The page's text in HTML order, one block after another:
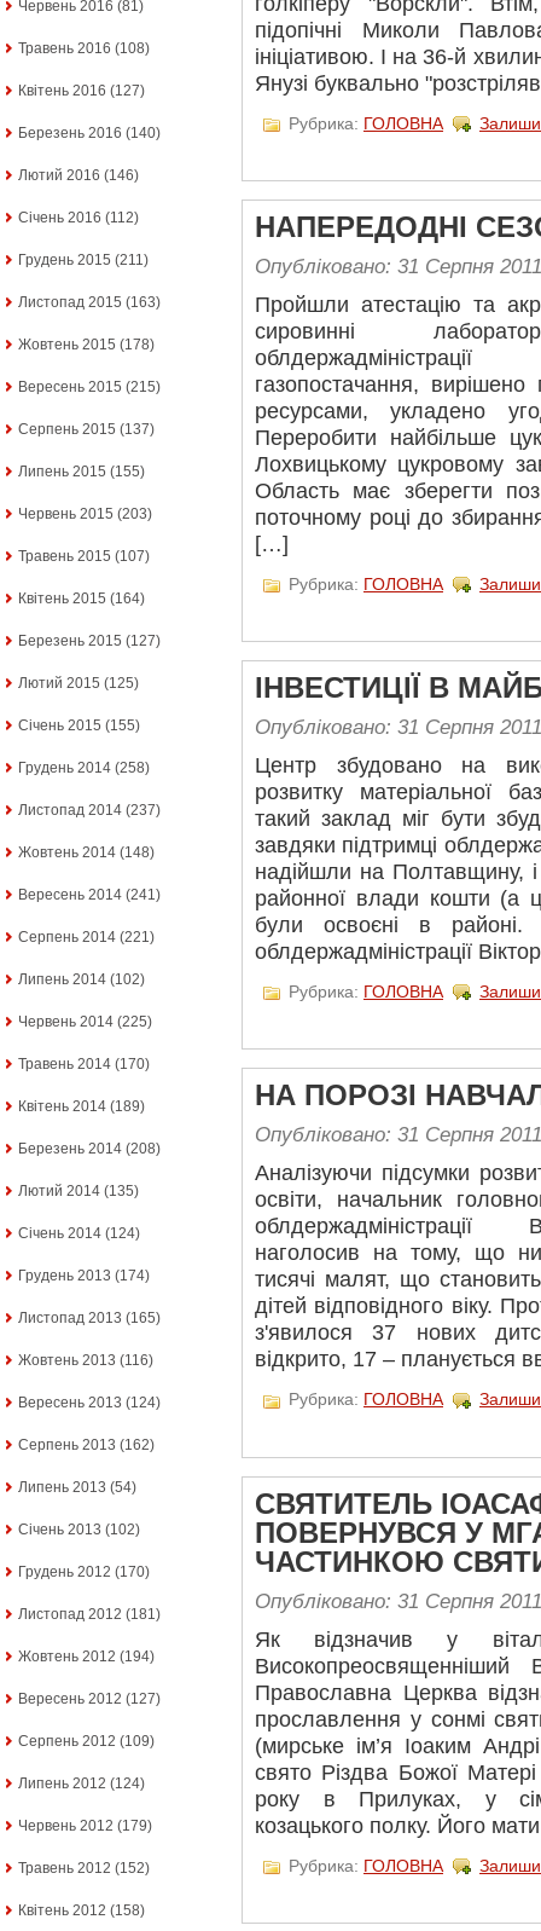
Червень 2016 (81)
Травень 2016 (108)
Квітень 2016 (127)
Березень 2016 (140)
Лютий 2016 (146)
Січень 2016 (112)
Грудень 2015 (211)
Листопад 2015 (163)
Жовтень 2015 (178)
Вересень 2015 (215)
Серпень 2015 (137)
Липень 2015 (155)
Червень 2015 (203)
Травень 2015 (107)
Квітень 2015 (164)
Березень 2015 (127)
Лютий 2015 (125)
Січень 2015 (155)
Грудень 2014 (258)
Листопад 2014 (237)
Жовтень 2014 (148)
Вересень 2014 (241)
Серпень 2014 (221)
Липень 2014 (102)
Червень 2014 (225)
Травень 2014 (170)
Квітень 2014 (189)
Березень 2014 (208)
Лютий 2014 (135)
Січень 2014 (124)
Грудень 2013 (174)
Листопад 2013 (165)
Жовтень 2013 (116)
Вересень 2013 (124)
Серпень 2013 (162)
Липень 2013 (54)
Січень 2013 (102)
Грудень 2012 (170)
Листопад 2012 (181)
Жовтень 2012 (194)
Вересень 2012 (127)
Серпень 2012 (109)
Липень 2012 (124)
Червень 2012 (179)
Травень 2012 (152)
Квітень 2012 (158)
підопічні Миколи
ініціативою. І на 36-й
Янузі буквально
Рубрика: ГОЛОВНА
НАПЕРЕДОДНІ
Опубліковано: 31 Серпня 2011
Пройшли атестацію та
сировинні
газопостачання,
ресурсами, укладено
Переробити найбільше
Лохвицькому цукровому
Область має зберегти
поточному році до
[…]
Рубрика: ГОЛОВНА
ІНВЕСТИЦІЇ В
Опубліковано: 31 Серпня 2011
Центр збудовано на
розвитку матеріальної
такий заклад міг бути
завдяки підтримці
надійшли на Полтавщину, і
районної влади кошти (а
були освоєні в
облдержадміністрації
Рубрика: ГОЛОВНА
НА ПОРОЗІ
Опубліковано: 31 Серпня 2011
Аналізуючи підсумки
освіти, начальник
наголосив на тому, що
тисячі малят, що
дітей відповідного віку.
з'явилося 37 нових
відкрито, 17 – планується
Рубрика: ГОЛОВНА
СВЯТИТЕЛЬ
ПОВЕРНУВСЯ У
ЧАСТИНКОЮ
Опубліковано: 31 Серпня 2011
Як відзначив у
Православна Церква
прославлення у сонмі
(мирське ім’я Іоаким
свято Різдва Божої
року в Прилуках, у
козацького полку. Його
Рубрика: ГОЛОВНА